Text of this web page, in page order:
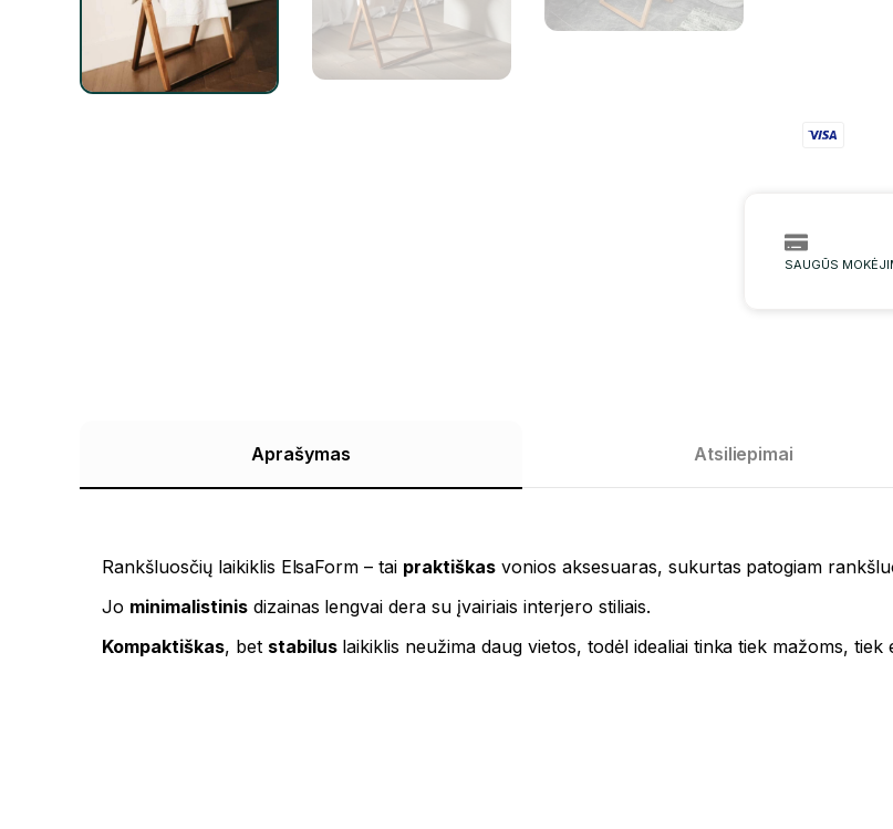
SAUGŪS
Aprašymas Atsiliepimai
Rankšluosčių laikiklis ElsaForm – tai praktiškas vonios aksesuaras, sukurtas patogiam
Jo minimalistinisdizainas lengvai dera su įvairiais interjero stiliais.
Kompaktiškas, bet stabiluslaikiklis neužima daug vietos, todėl idealiai tinka tiek mažoms, tiek